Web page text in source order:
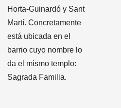
Horta-Guinardó y Sant
Martí. Concretamente
está ubicada en el
barrio cuyo nombre lo
da el mismo templo:
Sagrada Familia.